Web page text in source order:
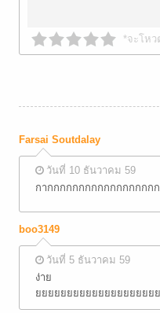
*จะโห
Farsai Soutdalay
วันที่ 10 ธันวาคม 59
กากกกกกกกกกกกกกกกกก
boo3149
วันที่ 5 ธันวาคม 59
ง่าย
ยยยยยยยยยยยยยยยยยยย